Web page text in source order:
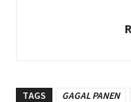
TAGS GAGAL PANEN